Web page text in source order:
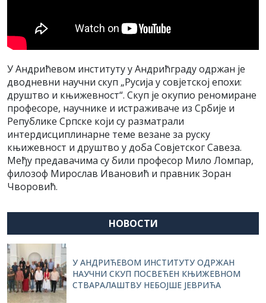
У Андрићевом институту у Андрићграду одржан је
дводневни научни скуп „Русија у совјетској епохи:
друштво и књижевност“. Скуп је окупио реномиране
професоре, научнике и истраживаче из Србије и
Републике Српске који су разматрали
интердисциплинарне теме везане за руску
књижевност и друштво у доба Совјетског Савеза.
Међу предавачима су били професор Мило Ломпар,
филозоф Мирослав Ивановић и правник Зоран
Чворовић.
НОВОСТИ
У АНДРИЋЕВОМ ИНСТИТУТУ ОДРЖАН
НАУЧНИ СКУП ПОСВЕЋЕН КЊИЖЕВНОМ
СТВАРАЛАШТВУ НЕБОЈШЕ ЈЕВРИЋА